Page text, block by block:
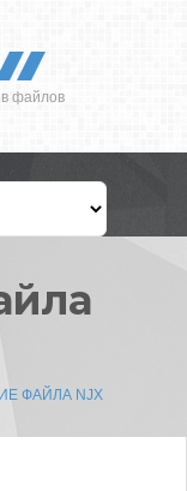
файлов
ФАЙЛА NJX